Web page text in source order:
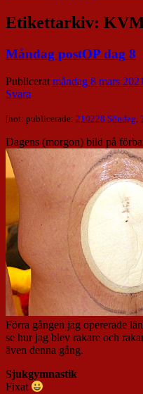
Etikettarkiv:
Måndag postOP dag 8
Publicerat måndag 8 mars 2021
Svara
[not: publicerade: 210228 Söndag
Dagens (morgon) bild på
Förra gången jag opererade
se hur jag blev rakare och
även denna gång.
Sjukgymnastik
Fixat